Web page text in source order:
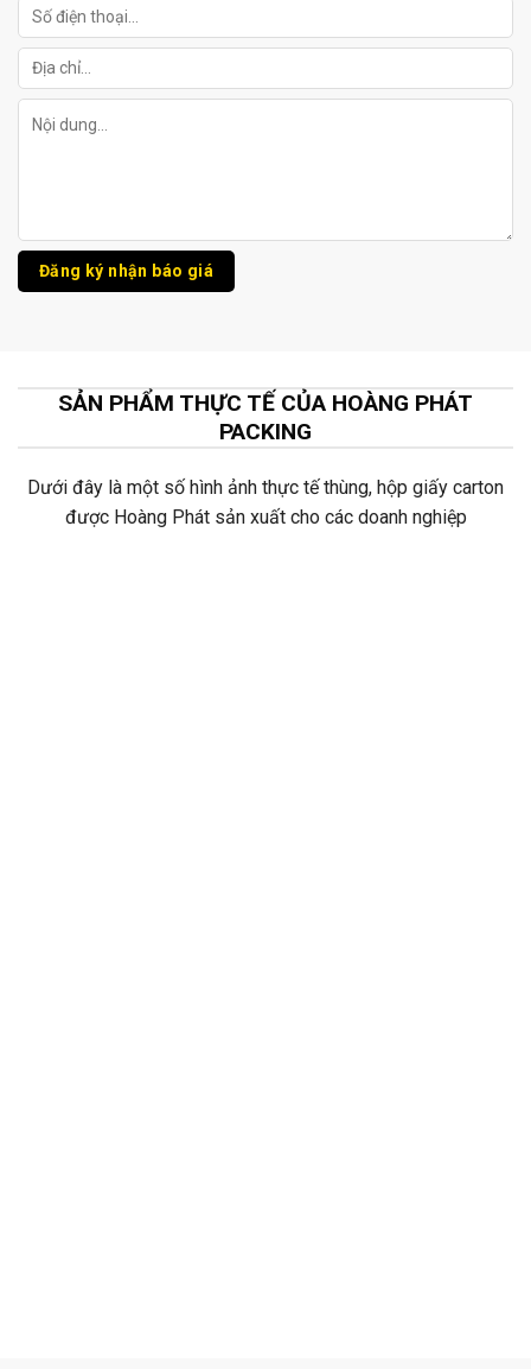
SẢN PHẨM THỰC TẾ CỦA HOÀNG PHÁT
PACKING
Dưới đây là một số hình ảnh thực tế thùng, hộp giấy carton
được Hoàng Phát sản xuất cho các doanh nghiệp